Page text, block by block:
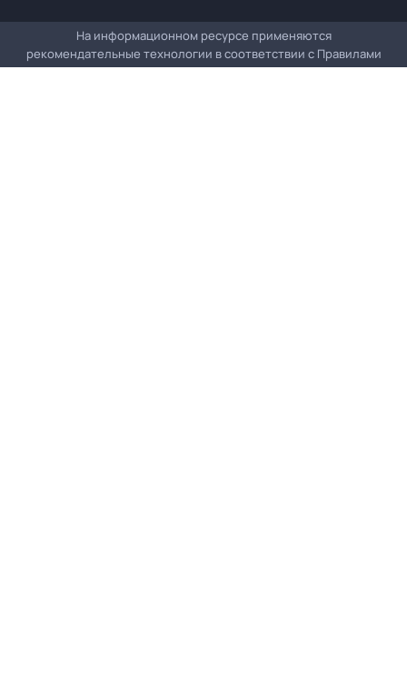
На информационном ресурсе применяются
рекомендательные технологии в соответствии с Правилами